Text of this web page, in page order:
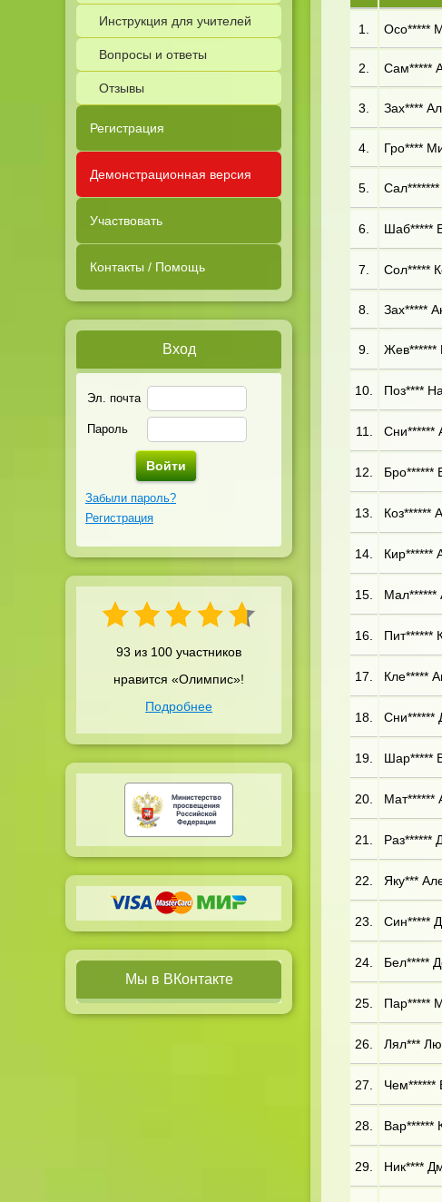
Инструкция для учителей
Вопросы и ответы
Отзывы
Регистрация
Демонстрационная версия
Участвовать
Контакты / Помощь
Вход
Эл. почта
Пароль
Забыли пароль?
Регистрация
93 из 100 участников
нравится «Олимпис»!
Подробнее
Мы в ВКонтакте
1. Осо*****
2. Сам*****
3. Зах****
4. Гро****
5.
6. Шаб*****
7. Сол*****
8. Зах*****
9. Жев******
10. Поз****
11. Сни******
12. Бро******
13. Коз******
14. Кир******
15. Мал******
16. Пит******
17. Кле*****
18. Сни******
19. Шар*****
20. Мат******
21. Раз******
22. Яку***
23. Син*****
24. Бел*****
25. Пар*****
26. Лял***
27. Чем******
28. Вар******
29. Ник****